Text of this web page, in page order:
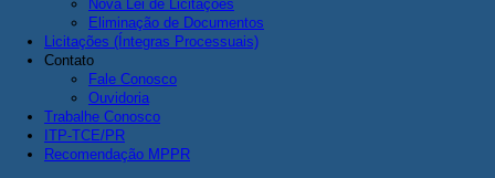
Nova Lei de Licitações
Eliminação de Documentos
Licitações (Íntegras Processuais)
Contato
Fale Conosco
Ouvidoria
Trabalhe Conosco
ITP-TCE/PR
Recomendação MPPR